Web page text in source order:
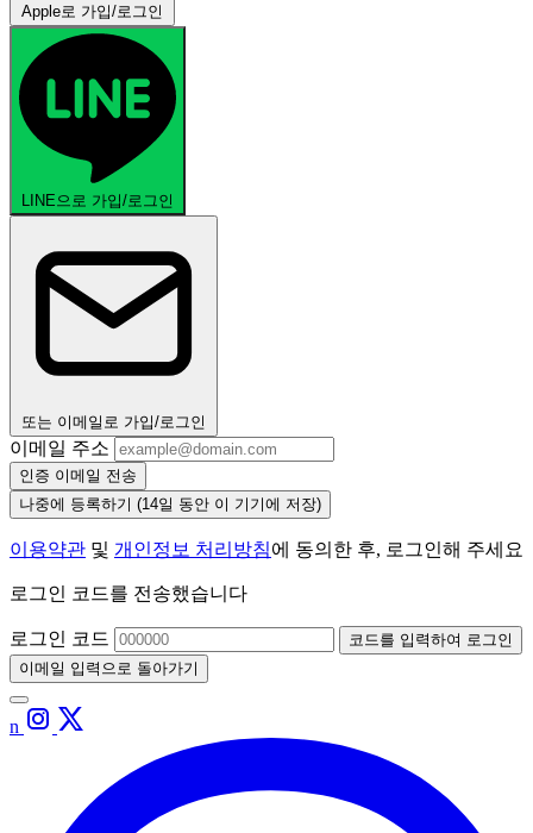
Apple로 가입/로그인
LINE으로 가입/로그인
또는 이메일로 가입/로그인
이메일 주소
인증 이메일 전송
나중에 등록하기 (14일 동안 이 기기에 저장)
이용약관 및 개인정보 처리방침에 동의한 후, 로그인해 주세요
로그인 코드를 전송했습니다
로그인 코드
코드를 입력하여 로그인
이메일 입력으로 돌아가기
n